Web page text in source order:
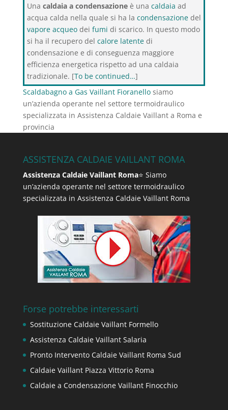
Una caldaia a condensazioneè una caldaia ad
acqua calda nella quale si ha la condensazionedel
vapore acqueodei fumi di scarico. In questo modo
si ha il recupero del calore latentedi
condensazione e di conseguenza maggiore
efficienza energetica rispetto ad una caldaia
tradizionale. [To be continued…]
Scaldabagno a Gas Vaillant Fioranellosiamo
un’azienda operante nel settore termoidraulico
specializzata in Assistenza Caldaie Vaillant a Roma e
provincia
ASSISTENZA CALDAIE VAILLANT ROMA
Assistenza Caldaie Vaillant Roma⭐ Siamo
un’azienda operante nel settore termoidraulico
specializzata in Assistenza Caldaie Vaillant Roma
Forse potrebbe interessarti
Sostituzione Caldaie Vaillant Formello
Assistenza Caldaie Vaillant Salaria
Pronto Intervento Caldaie Vaillant Roma Sud
Caldaie Vaillant Piazza Vittorio Roma
Caldaie a Condensazione Vaillant Finocchio